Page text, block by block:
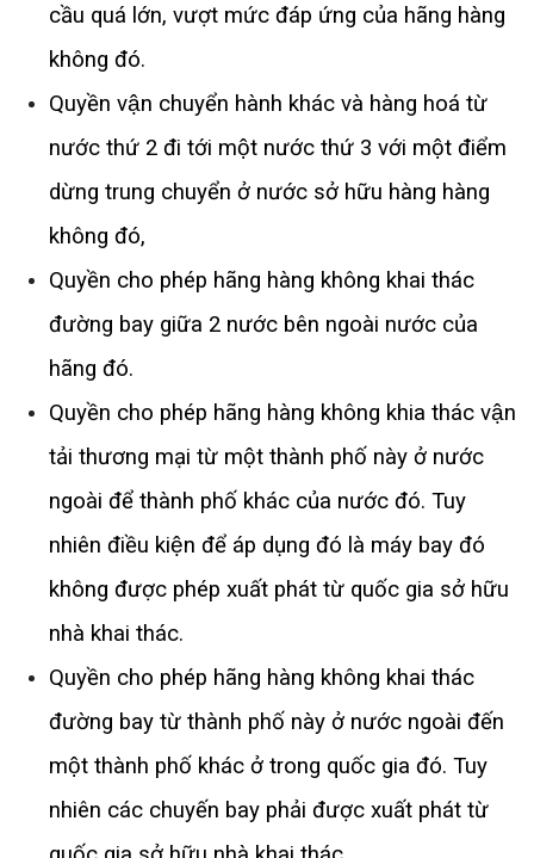
cầu quá lớn, vượt mức đáp ứng của hãng hàng
không đó.
Quyền vận chuyển hành khác và hàng hoá từ
nước thứ 2 đi tới một nước thứ 3 với một điểm
dừng trung chuyển ở nước sở hữu hàng hàng
không đó,
Quyền cho phép hãng hàng không khai thác
đường bay giữa 2 nước bên ngoài nước của
hãng đó.
Quyền cho phép hãng hàng không khia thác vận
tải thương mại từ một thành phố này ở nước
ngoài để thành phố khác của nước đó. Tuy
nhiên điều kiện để áp dụng đó là máy bay đó
không được phép xuất phát từ quốc gia sở hữu
nhà khai thác.
Quyền cho phép hãng hàng không khai thác
đường bay từ thành phố này ở nước ngoài đến
một thành phố khác ở trong quốc gia đó. Tuy
nhiên các chuyến bay phải được xuất phát từ